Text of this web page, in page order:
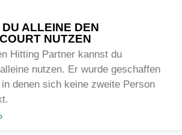
ALLEINE DEN
NUTZEN
Hitting Partner kannst du
nutzen. Er wurde geschaffen
denen sich keine zweite Person